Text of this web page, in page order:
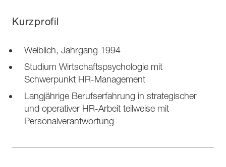
Kurzprofil
Weiblich, Jahrgang 1994
Studium Wirtschaftspsychologie mit
Schwerpunkt HR-Management
Langjährige Berufserfahrung in strategischer
und operativer HR-Arbeit teilweise mit
Personalverantwortung